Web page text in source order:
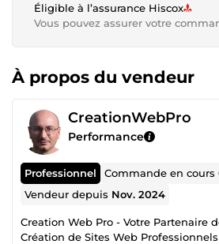
Éligible à l’assurance Hiscox
Vous pouvez assurer votre
À propos du vendeur
CreationWebPro
Performance
Professionnel Commande en cours
Vendeur depuis Nov. 2024
Creation Web Pro - Votre Partenaire
Création de Sites Web